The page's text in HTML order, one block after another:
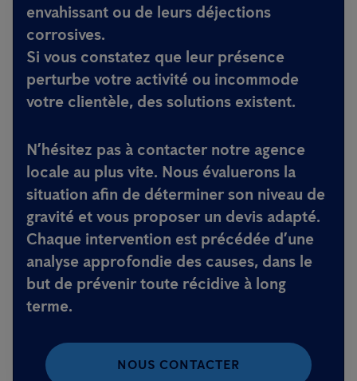
envahissant ou de leurs déjections
corrosives.
Si vous constatez que leur présence
perturbe votre activité ou incommode
votre clientèle, des solutions existent.
N’hésitez pas à contacter notre agence
locale au plus vite. Nous évaluerons la
situation afin de déterminer son niveau de
gravité et vous proposer un devis adapté.
Chaque intervention est précédée d’une
analyse approfondie des causes, dans le
but de prévenir toute récidive à long
terme.
NOUS CONTACTER